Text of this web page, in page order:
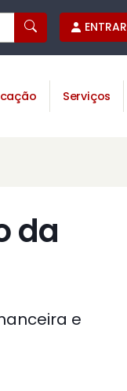
ENTRAR
Serviços
da
e